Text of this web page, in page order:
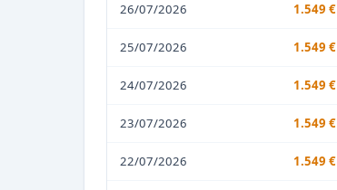
26/07/2026 1.549 €
25/07/2026 1.549 €
24/07/2026 1.549 €
23/07/2026 1.549 €
22/07/2026 1.549 €